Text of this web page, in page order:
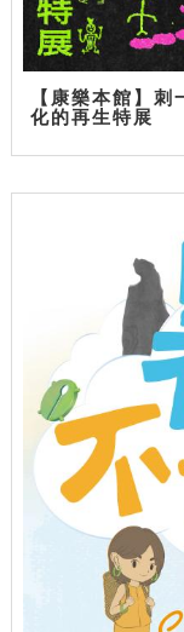
【康樂本館】
化的再生特展